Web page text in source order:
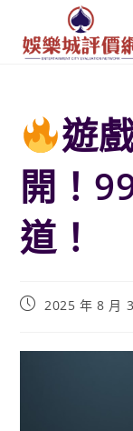
遊
開！
道！
2025 年 8 月